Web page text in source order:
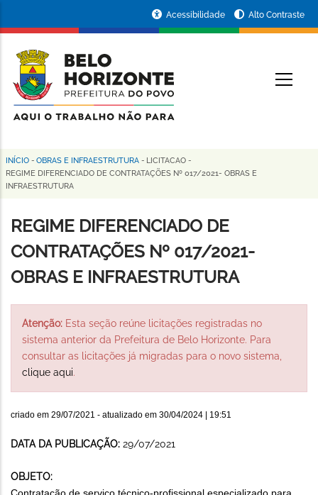
conteúdo
principal
da
Prefeitura
de
Horizonte
Acessibilidade Alto Contraste
Trilha
de
navegação
INÍCIO - OBRAS E INFRAESTRUTURA - LICITACAO -
REGIME DIFERENCIADO DE CONTRATAÇÕES Nº 017/2021- OBRAS E
INFRAESTRUTURA
REGIME DIFERENCIADO DE
CONTRATAÇÕES Nº 017/2021-
OBRAS E INFRAESTRUTURA
Atenção: Esta seção reúne licitações registradas no
sistema anterior da Prefeitura de Belo Horizonte. Para
consultar as licitações já migradas para o novo sistema,
clique aqui.
criado em 29/07/2021 - atualizado em 30/04/2024 | 19:51
DATA DA PUBLICAÇÃO: 29/07/2021
OBJETO: